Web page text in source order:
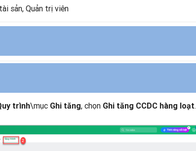
sản, Quản trị viên
trình\mục Ghi tăng, chọn Ghi tăng CCDC hàng loạt.